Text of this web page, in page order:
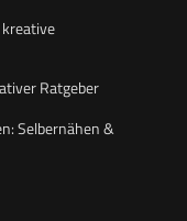
Ratgeber
Selbernähen &